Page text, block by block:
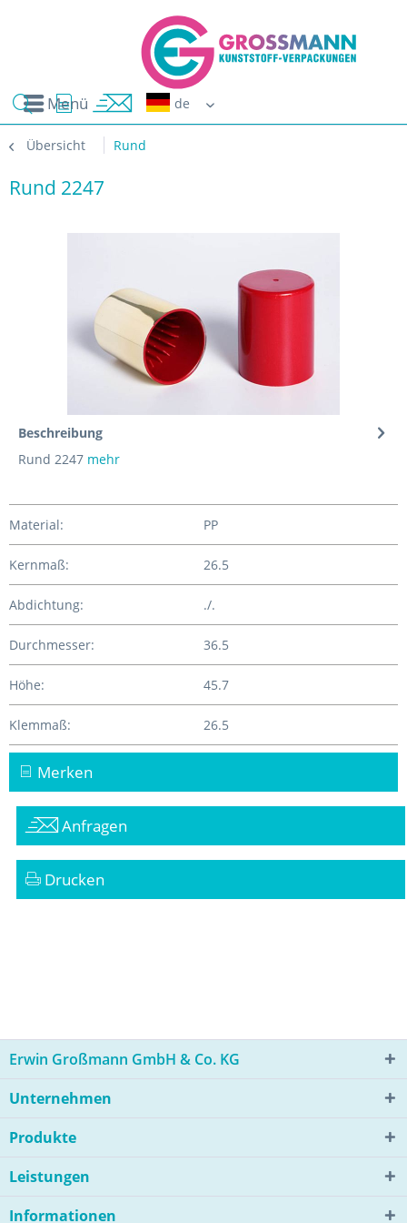
Menü
Übersicht Rund
Rund 2247
Beschreibung
Rund 2247 mehr
Material: PP
Kernmaß: 26.5
Abdichtung: ./.
Durchmesser: 36.5
Höhe: 45.7
Klemmaß: 26.5
Merken
Anfragen
Drucken
Erwin Großmann GmbH & Co. KG
Unternehmen
Produkte
Leistungen
Informationen